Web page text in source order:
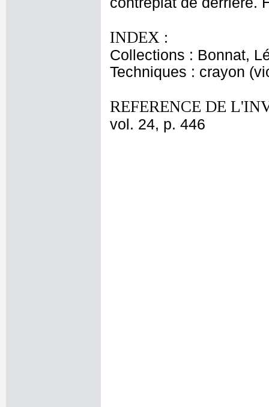
INDEX :
Collections : Bonnat,
Techniques : crayon
REFERENCE DE
vol. 24, p. 446